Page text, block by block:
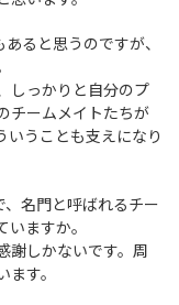
ると思うのですが、
しっかりと自分のプ
チームメイトたちが
いうことも支えになり
名門と呼ばれるチー
ますか。
謝しかないです。周
す。